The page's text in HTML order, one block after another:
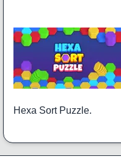
Hexa Sort Puzzle.